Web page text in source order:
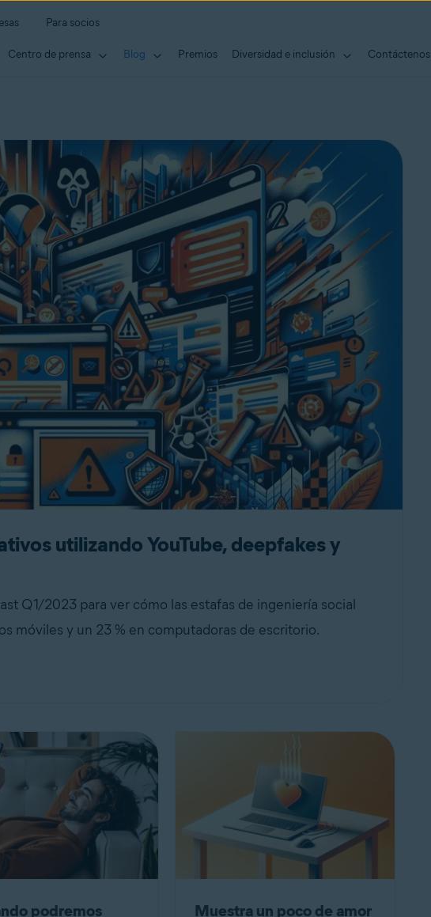
Para socios
Centro de prensa Blog Premios Diversidad e inclusión Contáctenos
utilizando YouTube, deepfakes y
Q1/2023 para ver cómo las estafas de ingeniería social
móviles y un 23 % en computadoras de escritorio.
podremos
Muestra un poco de amor